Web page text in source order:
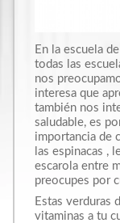
En la escuela
todas las
nos
interesa que
también nos
saludable, es
importancia de
las espinacas ,
escarola entre
preocupes por
Estas verduras
vitaminas a tu